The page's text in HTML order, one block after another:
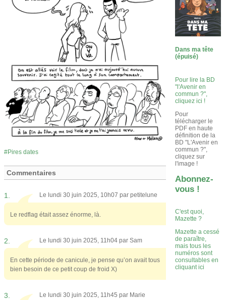
Pires dates
Commentaires
1. Le lundi 30 juin 2025, 10h07 par petitelune
Le redflag était assez énorme, là.
2. Le lundi 30 juin 2025, 11h04 par Sam
En cette période de canicule, je pense qu’on avait tous
bien besoin de ce petit coup de froid X)
3. Le lundi 30 juin 2025, 11h45 par Marie
Dans ma tête
(épuisé)
Pour lire la BD
"l'Avenir en
commun ?",
cliquez ici !
Pour
télécharger le
PDF en haute
définition de la
BD "L'Avenir en
commun ?",
cliquez sur
l'image !
Abonnez-
vous !
C'est quoi,
Mazette ?
Mazette a cessé
de paraître,
mais tous les
numéros sont
consultables en
cliquant ici